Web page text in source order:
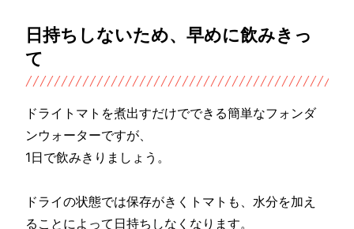
日持ちしないため、早めに飲みきっ
て
ドライトマトを煮出すだけでできる簡単なフォンダ
ンウォーターですが、
1日で飲みきりましょう。
ドライの状態では保存がきくトマトも、水分を加え
ることによって日持ちしなくなります。